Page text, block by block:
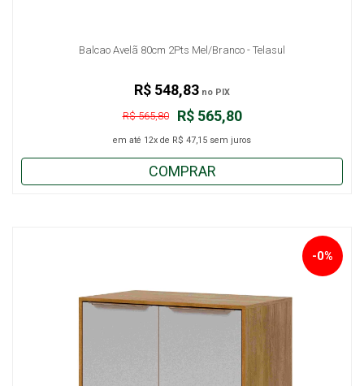
Balcao Avelã 80cm 2Pts Mel/Branco - Telasul
R$ 565,80
R$ 565,80
em até 12x de R$ 47,15 sem juros
R$ 548,83 no PIX
COMPRAR
-0%